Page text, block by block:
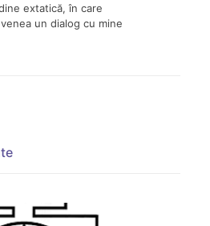
extatică, în care
un dialog cu mine